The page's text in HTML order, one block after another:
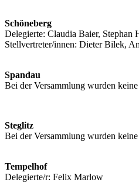
Schöneberg
Delegierte: Claudia Baier, Stephan
Stellvertreter/innen: Dieter Bilek,
Spandau
Bei der Versammlung wurden
Steglitz
Bei der Versammlung wurden
Tempelhof
Delegierte/r: Felix Marlow